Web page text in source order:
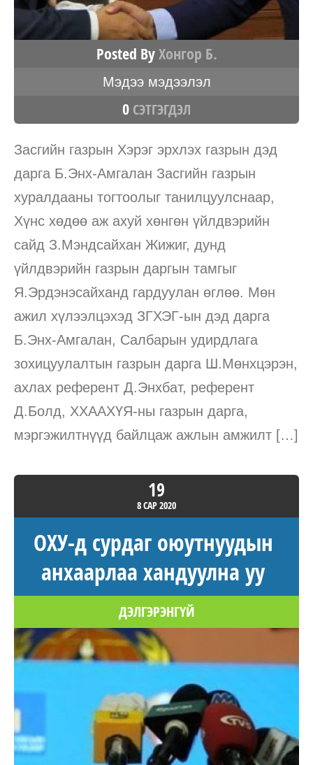
Posted ByХонгор Б.
Мэдээ мэдээлэл
0 СЭТГЭГДЭЛ
Засгийн газрын Хэрэг эрхлэх газрын дэд
дарга Б.Энх-Амгалан Засгийн газрын
хуралдааны тогтоолыг танилцуулснаар,
Хүнс хөдөө аж ахуй хөнгөн үйлдвэрийн
сайд З.Мэндсайхан Жижиг, дунд
үйлдвэрийн газрын даргын тамгыг
Я.Эрдэнэсайханд гардуулан өглөө. Мөн
ажил хүлээлцэхэд ЗГХЭГ-ын дэд дарга
Б.Энх-Амгалан, Салбарын удирдлага
зохицуулалтын газрын дарга Ш.Мөнхцэрэн,
ахлах референт Д.Энхбат, референт
Д.Болд, ХХААХҮЯ-ны газрын дарга,
мэргэжилтнүүд байлцаж ажлын амжилт […]
19
8 САР2020
ОХУ-д сурдаг оюутнуудын
анхаарлаа хандуулна уу
ДЭЛГЭРЭНГҮЙ